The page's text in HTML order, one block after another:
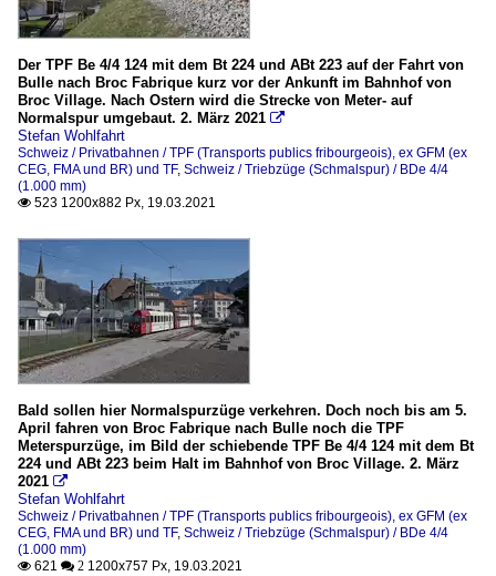
Der TPF Be 4/4 124 mit dem Bt 224 und ABt 223 auf der Fahrt von
Bulle nach Broc Fabrique kurz vor der Ankunft im Bahnhof von
Broc Village. Nach Ostern wird die Strecke von Meter- auf
Normalspur umgebaut. 2. März 2021 
Stefan Wohlfahrt
Schweiz / Privatbahnen / TPF (Transports publics fribourgeois), ex GFM (ex
CEG, FMA und BR) und TF, Schweiz / Triebzüge (Schmalspur) / BDe 4/4
(1.000 mm)
 523 1200x882 Px, 19.03.2021
Bald sollen hier Normalspurzüge verkehren. Doch noch bis am 5.
April fahren von Broc Fabrique nach Bulle noch die TPF
Meterspurzüge, im Bild der schiebende TPF Be 4/4 124 mit dem Bt
224 und ABt 223 beim Halt im Bahnhof von Broc Village. 2. März
2021 
Stefan Wohlfahrt
Schweiz / Privatbahnen / TPF (Transports publics fribourgeois), ex GFM (ex
CEG, FMA und BR) und TF, Schweiz / Triebzüge (Schmalspur) / BDe 4/4
(1.000 mm)
 621  2 1200x757 Px, 19.03.2021